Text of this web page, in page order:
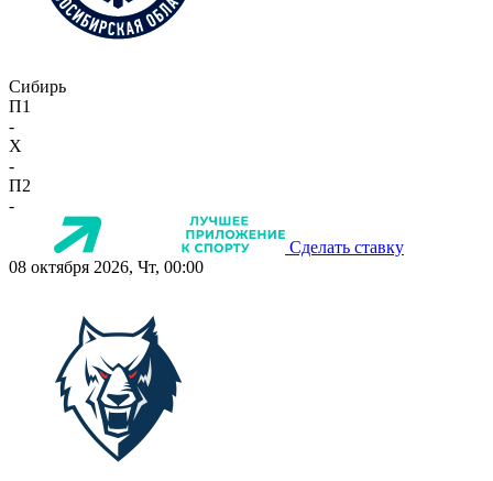
Сибирь
П1
-
X
-
П2
-
Сделать ставку
08 октября 2026, Чт, 00:00